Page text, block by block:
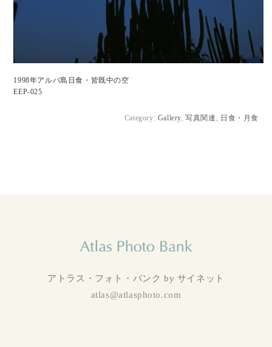
1998年アルバ島日食・皆既中の空
EEP-025
Category: Gallery ,写真関連 日食・月食
アトラス・フォト・バンク by サイネット
atlas@atlasphoto.com